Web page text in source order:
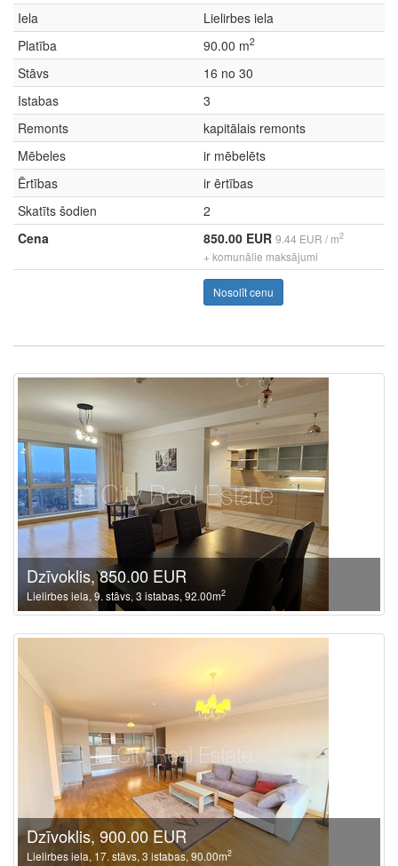
Iela
Lielirbes iela
Platība
90.00 m2
Stāvs
16 no 30
Istabas
3
Remonts
kapitālais remonts
Mēbeles
ir mēbelēts
Ērtības
ir ērtības
Skatīts šodien
2
Cena
850.00 EUR 9.44 EUR / m2
+ komunālie maksājumi
Nosolīt cenu
Dzīvoklis, 850.00 EUR
Lielirbes iela, 9. stāvs, 3 istabas, 92.00m2
Dzīvoklis, 900.00 EUR
Lielirbes iela, 17. stāvs, 3 istabas, 90.00m2